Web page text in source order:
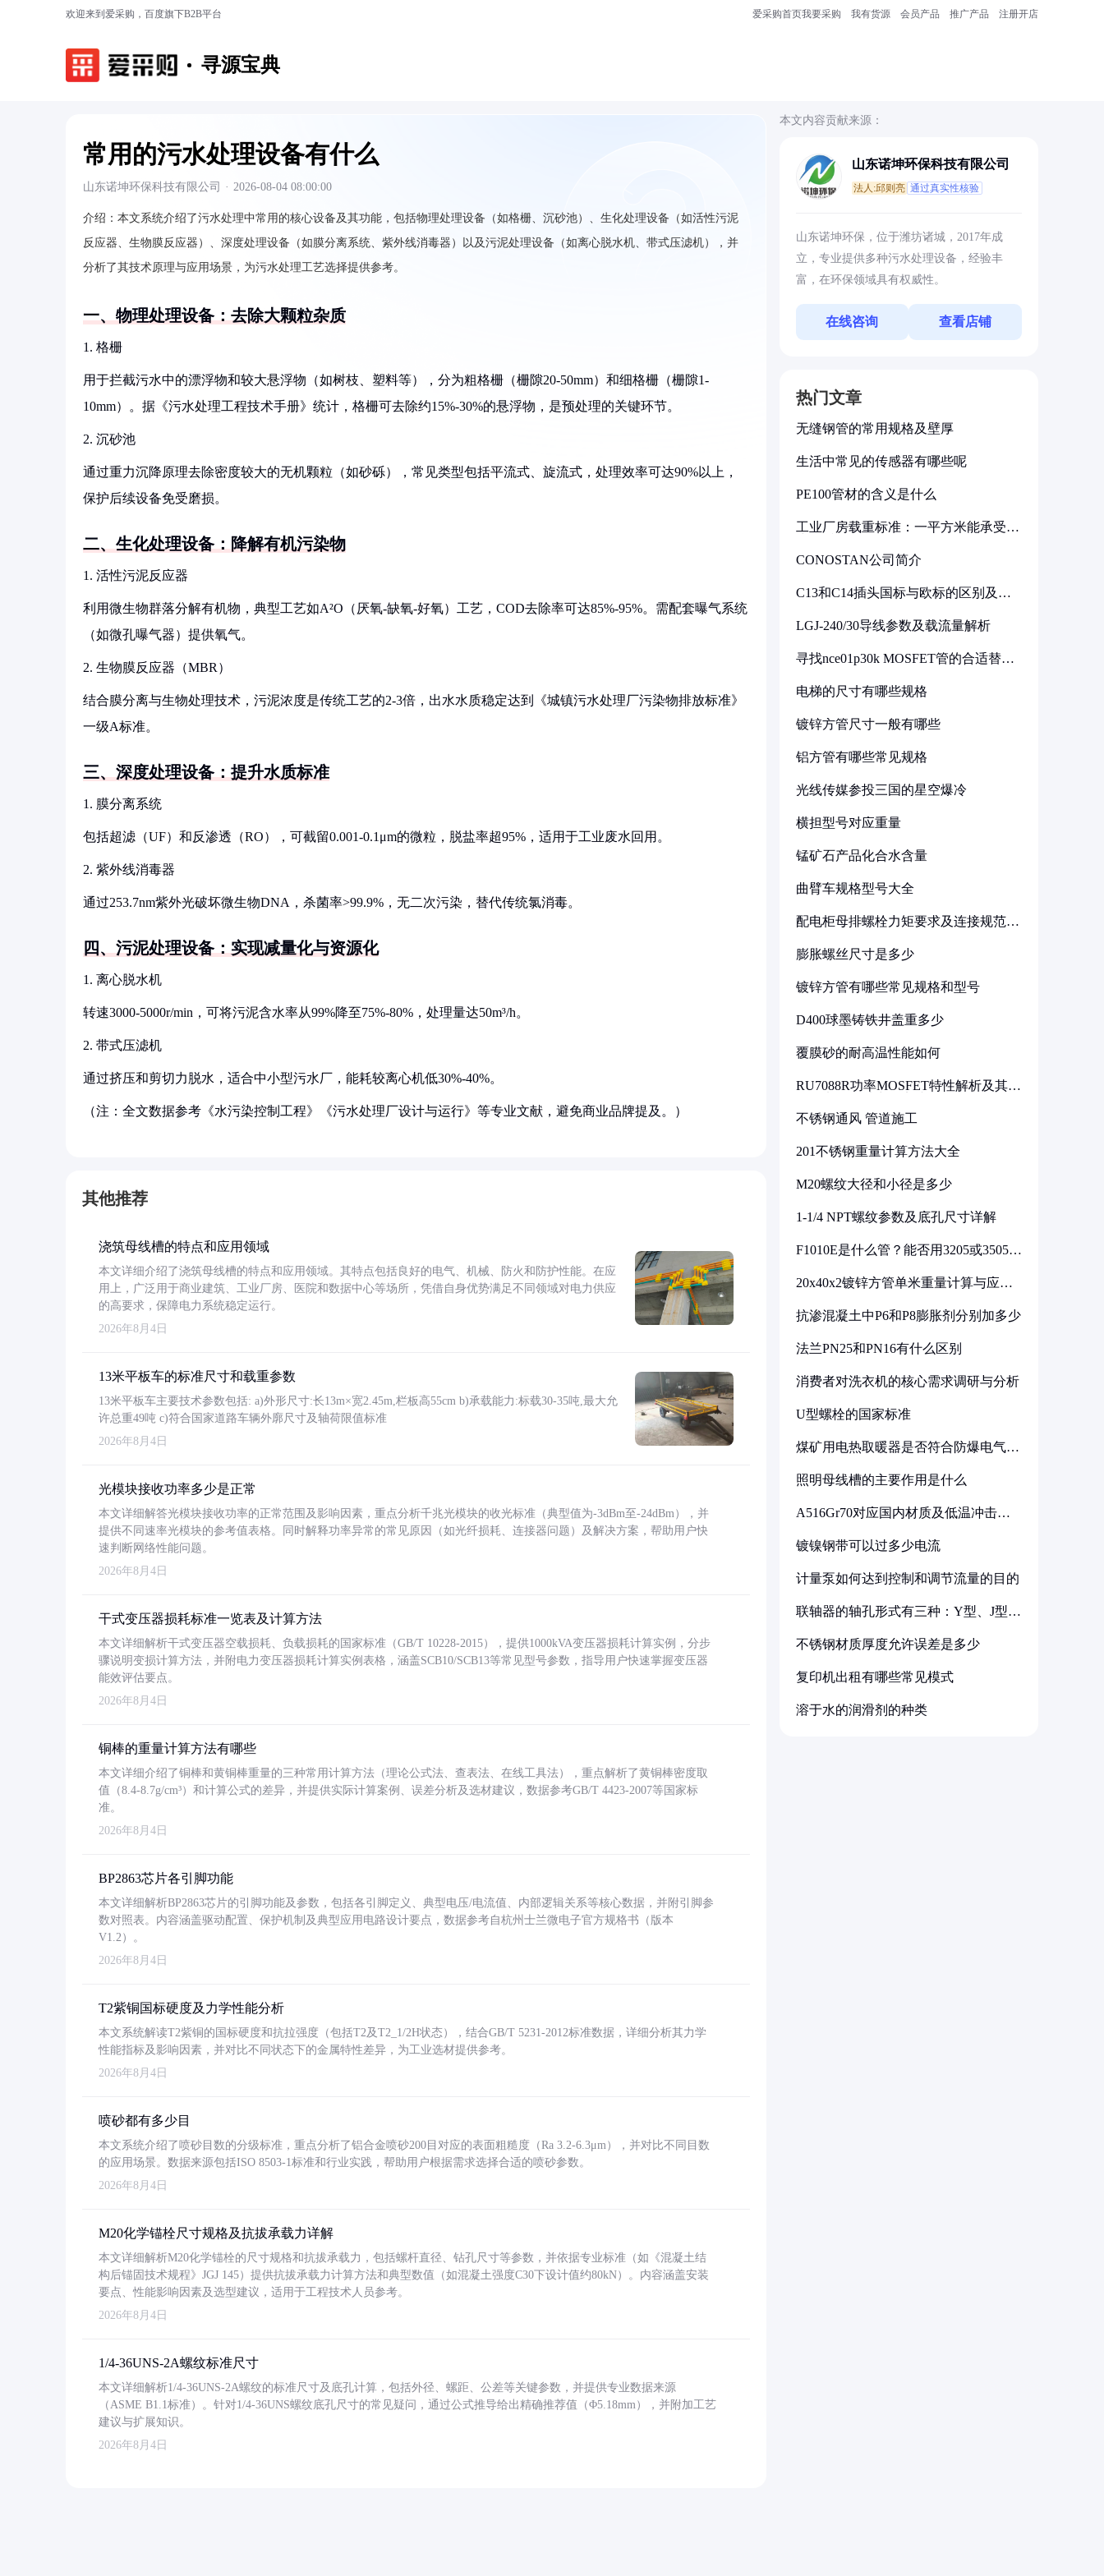
欢迎来到爱采购，百度旗下B2B平台 爱采购首页我要采购 我有货源 会员产品 推广产品 注册开店
寻源宝典
常用的污水处理设备有什么
山东诺坤环保科技有限公司 · 2026-08-04 08:00:00
介绍： 本文系统介绍了污水处理中常用的核心设备及其功能，包括物理处理设备（如格栅、沉砂池）、生化处理设备（如活性污泥
反应器、生物膜反应器）、深度处理设备（如膜分离系统、紫外线消毒器）以及污泥处理设备（如离心脱水机、带式压滤机），并
分析了其技术原理与应用场景，为污水处理工艺选择提供参考。
一、物理处理设备：去除大颗粒杂质
1. 格栅
用于拦截污水中的漂浮物和较大悬浮物（如树枝、塑料等），分为粗格栅（栅隙20-50mm）和细格栅（栅隙1-
10mm）。据《污水处理工程技术手册》统计，格栅可去除约15%-30%的悬浮物，是预处理的关键环节。
2. 沉砂池
通过重力沉降原理去除密度较大的无机颗粒（如砂砾），常见类型包括平流式、旋流式，处理效率可达90%以上，
保护后续设备免受磨损。
二、生化处理设备：降解有机污染物
1. 活性污泥反应器
利用微生物群落分解有机物，典型工艺如A²O（厌氧-缺氧-好氧）工艺，COD去除率可达85%-95%。需配套曝气系统
（如微孔曝气器）提供氧气。
2. 生物膜反应器（MBR）
结合膜分离与生物处理技术，污泥浓度是传统工艺的2-3倍，出水水质稳定达到《城镇污水处理厂污染物排放标准》
一级A标准。
三、深度处理设备：提升水质标准
1. 膜分离系统
包括超滤（UF）和反渗透（RO），可截留0.001-0.1μm的微粒，脱盐率超95%，适用于工业废水回用。
2. 紫外线消毒器
通过253.7nm紫外光破坏微生物DNA，杀菌率>99.9%，无二次污染，替代传统氯消毒。
四、污泥处理设备：实现减量化与资源化
1. 离心脱水机
转速3000-5000r/min，可将污泥含水率从99%降至75%-80%，处理量达50m³/h。
2. 带式压滤机
通过挤压和剪切力脱水，适合中小型污水厂，能耗较离心机低30%-40%。
（注：全文数据参考《水污染控制工程》《污水处理厂设计与运行》等专业文献，避免商业品牌提及。）
其他推荐
浇筑母线槽的特点和应用领域
本文详细介绍了浇筑母线槽的特点和应用领域。其特点包括良好的电气、机械、防火和防护性能。在应
用上，广泛用于商业建筑、工业厂房、医院和数据中心等场所，凭借自身优势满足不同领域对电力供应
的高要求，保障电力系统稳定运行。
2026年8月4日
13米平板车的标准尺寸和载重参数
13米平板车主要技术参数包括: a)外形尺寸:长13m×宽2.45m,栏板高55cm b)承载能力:标载30-35吨,最大允
许总重49吨 c)符合国家道路车辆外廓尺寸及轴荷限值标准
2026年8月4日
光模块接收功率多少是正常
本文详细解答光模块接收功率的正常范围及影响因素，重点分析千兆光模块的收光标准（典型值为-3dBm至-24dBm），并
提供不同速率光模块的参考值表格。同时解释功率异常的常见原因（如光纤损耗、连接器问题）及解决方案，帮助用户快
速判断网络性能问题。
2026年8月4日
干式变压器损耗标准一览表及计算方法
本文详细解析干式变压器空载损耗、负载损耗的国家标准（GB/T 10228-2015），提供1000kVA变压器损耗计算实例，分步
骤说明变损计算方法，并附电力变压器损耗计算实例表格，涵盖SCB10/SCB13等常见型号参数，指导用户快速掌握变压器
能效评估要点。
2026年8月4日
铜棒的重量计算方法有哪些
本文详细介绍了铜棒和黄铜棒重量的三种常用计算方法（理论公式法、查表法、在线工具法），重点解析了黄铜棒密度取
值（8.4-8.7g/cm³）和计算公式的差异，并提供实际计算案例、误差分析及选材建议，数据参考GB/T 4423-2007等国家标
准。
2026年8月4日
BP2863芯片各引脚功能
本文详细解析BP2863芯片的引脚功能及参数，包括各引脚定义、典型电压/电流值、内部逻辑关系等核心数据，并附引脚参
数对照表。内容涵盖驱动配置、保护机制及典型应用电路设计要点，数据参考自杭州士兰微电子官方规格书（版本
V1.2）。
2026年8月4日
T2紫铜国标硬度及力学性能分析
本文系统解读T2紫铜的国标硬度和抗拉强度（包括T2及T2_1/2H状态），结合GB/T 5231-2012标准数据，详细分析其力学
性能指标及影响因素，并对比不同状态下的金属特性差异，为工业选材提供参考。
2026年8月4日
喷砂都有多少目
本文系统介绍了喷砂目数的分级标准，重点分析了铝合金喷砂200目对应的表面粗糙度（Ra 3.2-6.3μm），并对比不同目数
的应用场景。数据来源包括ISO 8503-1标准和行业实践，帮助用户根据需求选择合适的喷砂参数。
2026年8月4日
M20化学锚栓尺寸规格及抗拔承载力详解
本文详细解析M20化学锚栓的尺寸规格和抗拔承载力，包括螺杆直径、钻孔尺寸等参数，并依据专业标准（如《混凝土结
构后锚固技术规程》JGJ 145）提供抗拔承载力计算方法和典型数值（如混凝土强度C30下设计值约80kN）。内容涵盖安装
要点、性能影响因素及选型建议，适用于工程技术人员参考。
2026年8月4日
1/4-36UNS-2A螺纹标准尺寸
本文详细解析1/4-36UNS-2A螺纹的标准尺寸及底孔计算，包括外径、螺距、公差等关键参数，并提供专业数据来源
（ASME B1.1标准）。针对1/4-36UNS螺纹底孔尺寸的常见疑问，通过公式推导给出精确推荐值（Φ5.18mm），并附加工艺
建议与扩展知识。
2026年8月4日
本文内容贡献来源：
山东诺坤环保科技有限公司
法人:邱则亮 通过真实性核验
山东诺坤环保，位于潍坊诸城，2017年成
立，专业提供多种污水处理设备，经验丰
富，在环保领域具有权威性。
在线咨询 查看店铺
热门文章
无缝钢管的常用规格及壁厚
生活中常见的传感器有哪些呢
PE100管材的含义是什么
工业厂房载重标准：一平方米能承受多
CONOSTAN公司简介
C13和C14插头国标与欧标的区别及其
LGJ-240/30导线参数及载流量解析
寻找nce01p30k MOSFET管的合适替代
电梯的尺寸有哪些规格
镀锌方管尺寸一般有哪些
铝方管有哪些常见规格
光线传媒参投三国的星空爆冷
横担型号对应重量
锰矿石产品化合水含量
曲臂车规格型号大全
配电柜母排螺栓力矩要求及连接规范详
膨胀螺丝尺寸是多少
镀锌方管有哪些常见规格和型号
D400球墨铸铁井盖重多少
覆膜砂的耐高温性能如何
RU7088R功率MOSFET特性解析及其在
不锈钢通风 管道施工
201不锈钢重量计算方法大全
M20螺纹大径和小径是多少
1-1/4 NPT螺纹参数及底孔尺寸详解
F1010E是什么管？能否用3205或3505代
20x40x2镀锌方管单米重量计算与应用
抗渗混凝土中P6和P8膨胀剂分别加多少
法兰PN25和PN16有什么区别
消费者对洗衣机的核心需求调研与分析
U型螺栓的国家标准
煤矿用电热取暖器是否符合防爆电气设
照明母线槽的主要作用是什么
A516Gr70对应国内材质及低温冲击要
镀镍钢带可以过多少电流
计量泵如何达到控制和调节流量的目的
联轴器的轴孔形式有三种：Y型、J型、
不锈钢材质厚度允许误差是多少
复印机出租有哪些常见模式
溶于水的润滑剂的种类